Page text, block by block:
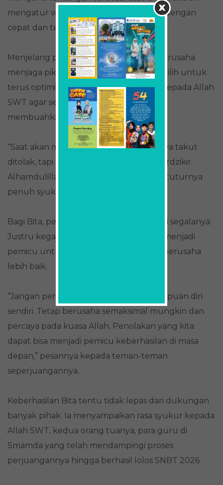
mengatur waktu serta memahami soal dengan
cepat dan tepat saat ujian berlangsung.
Menjelang pengumuman SNBT, Bita berusaha
menjaga pikirannya tetap positif. Ia memilih untuk
terus optimis dan memperbanyak doa kepada Allah
SWT agar seluruh kerja kerasnya dapat
membuahkan hasil terbaik.
“Saat akan membuka pengumuman saya takut
ditolak, tapi saya tetap optimis sambil berdzikir.
Alhamdulillah saya diterima di FKG UB,” tuturnya
penuh syukur.
Bagi Bita, penolakan bukanlah akhir dari segalanya.
Justru kegagalan yang pernah dialami menjadi
pemicu untuk terus berkembang dan berusaha
lebih baik.
“Jangan pernah pesimis dengan kemampuan diri
sendiri. Tetap berusaha semaksimal mungkin dan
percaya pada kuasa Allah. Penolakan yang kita
dapat bisa menjadi pemicu keberhasilan di masa
depan,” pesannya kepada teman-teman
seperjuangannya.
Keberhasilan Bita tentu tidak lepas dari dukungan
banyak pihak. Ia menyampaikan rasa syukur kepada
Allah SWT, kedua orang tuanya, para guru di
Smamda yang telah mendampingi proses
perjuangannya hingga berhasil lolos SNBT 2026.